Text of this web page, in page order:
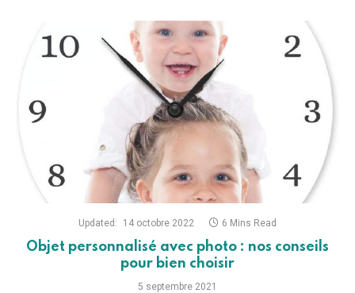
Updated: 14 octobre 2022 6 Mins Read
Objet personnalisé avec photo : nos conseils
pour bien choisir
5 septembre 2021